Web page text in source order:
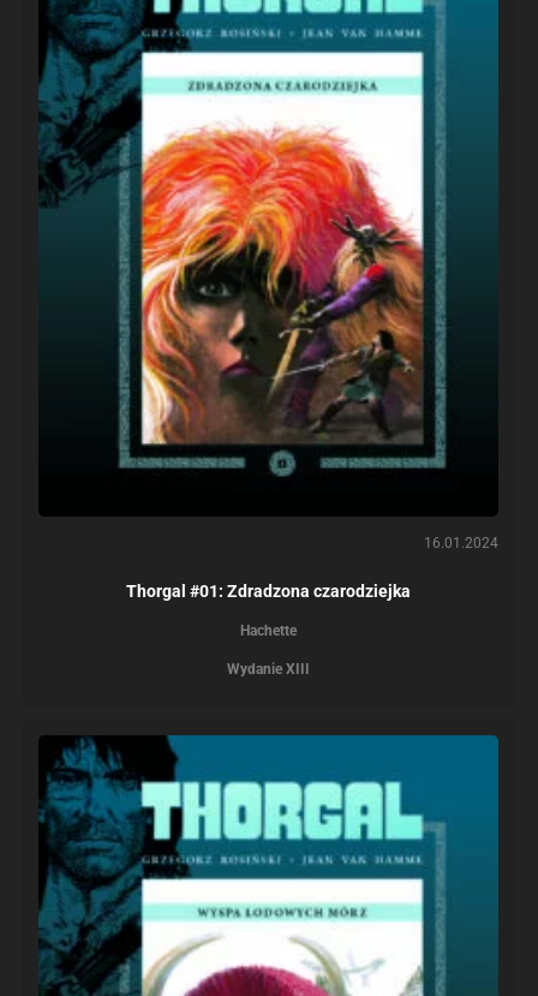
16.01.2024
Thorgal #01: Zdradzona czarodziejka
Hachette
Wydanie XIII